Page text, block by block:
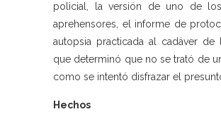
policial, la versión de uno de
aprehensores, el informe de
autopsia practicada al cadáver de
que determinó que no se trató de
como se intentó disfrazar el
Hechos